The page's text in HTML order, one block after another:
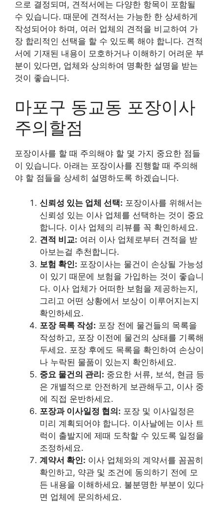
으로 결정되며, 견적서에는 다양한 항목이 포함될
수 있습니다. 때문에 견적서는 가능한 한 상세하게
작성되어야 하며, 여러 업체의 견적을 비교하여 가
장 합리적인 선택을 할 수 있도록 해야 합니다. 견적
서에 기재된 내용이 모호하거나 이해하기 어려운 부
분이 있다면, 업체와 상의하여 명확한 설명을 받는
것이 좋습니다.
마포구 동교동 포장이사
주의할점
포장이사를 할 때 주의해야 할 몇 가지 중요한 점들
이 있습니다. 아래는 포장이사를 진행할 때 주의해
야 할 점들을 상세히 설명하도록 하겠습니다.
신뢰성 있는 업체 선택: 포장이사를 위해서는
신뢰성 있는 이사 업체를 선택하는 것이 중요
합니다. 이사 업체의 리뷰를 꼭 확인하세요.
견적 비교: 여러 이사 업체로부터 견적을 받
아보는걸 추천합니다.
보험 확인: 포장이사는 물건이 손상될 가능성
이 있기 때문에 보험을 가입하는 것이 좋습니
다. 이사 업체가 어떠한 보험을 제공하는지,
그리고 어떤 상황에서 보상이 이루어지는지
확인하세요.
포장 목록 작성: 포장 전에 물건들의 목록을
작성하고, 포장 이전에 물건의 상태를 기록해
두세요. 포장 후에도 목록을 확인하여 손상이
나 누락된 물품이 있는지 확인하세요.
중요 물건의 관리: 중요한 서류, 보석, 현금 등
은 개별적으로 안전하게 보관해두고, 이사 중
에 직접 운반하세요.
포장과 이사일정 협의: 포장 및 이사일정은
미리 계획되어야 합니다. 이사날에는 이사 트
럭이 출발지에 제때 도착할 수 있도록 일정을
조정하세요.
계약서 확인: 이사 업체와의 계약서를 꼼꼼히
확인하고, 약관 및 조건에 동의하기 전에 모
든 내용을 이해하세요. 불분명한 부분이 있다
면 업체에 문의하세요.